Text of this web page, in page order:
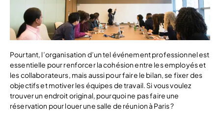
Pourtant, l’organisation d’un tel événement professionnel est
essentielle pour renforcer la cohésion entre les employés et
les collaborateurs, mais aussi pour faire le bilan, se fixer des
objectifs et motiver les équipes de travail. Si vous voulez
trouver un endroit original, pourquoi ne pas faire une
réservation pour louer une salle de réunion à Paris ?